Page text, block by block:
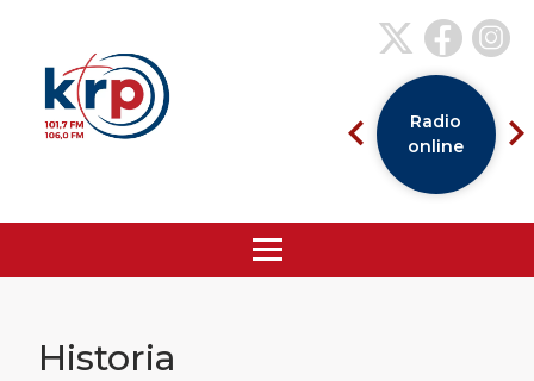
Radio
online
Historia